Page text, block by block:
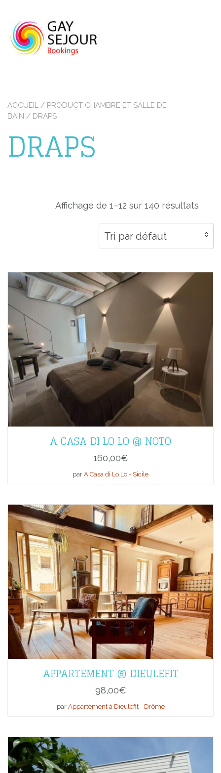
content
ACCUEIL / PRODUCT CHAMBRE ET SALLE DE
BAIN / DRAPS
DRAPS
Affichage de 1–12 sur 140 résultats
Tri par défaut
A CASA DI LO LO @ NOTO
160,00€
par A Casa di Lo Lo - Sicile
APPARTEMENT @ DIEULEFIT
98,00€
par Appartement à Dieulefit - Drôme